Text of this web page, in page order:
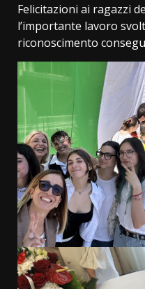
Felicitazioni ai ragazzi
l’importante lavoro
riconoscimento